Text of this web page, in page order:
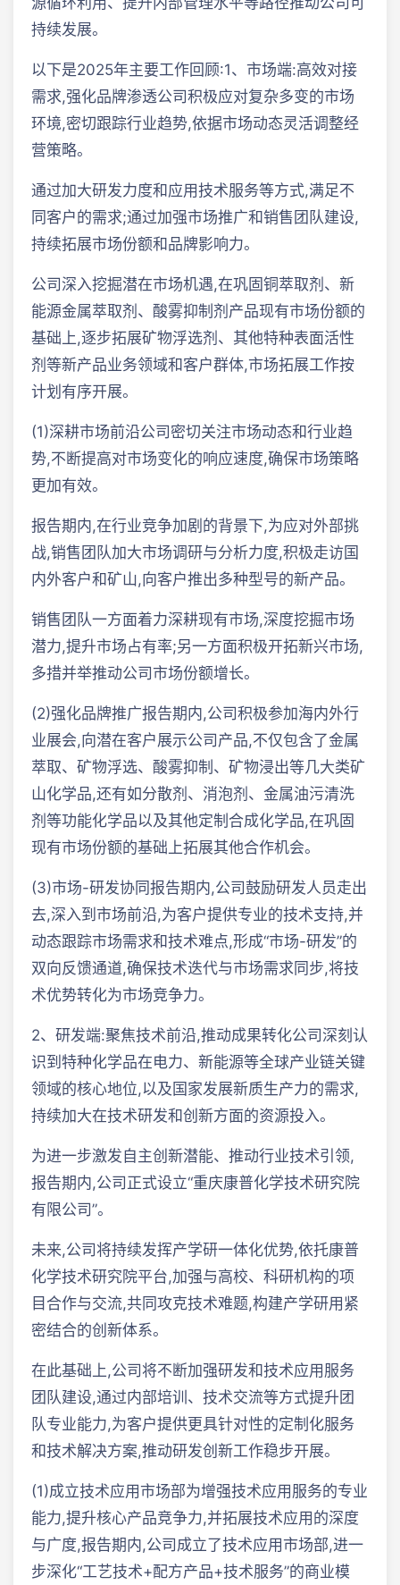
持续发展。
以下是2025年主要工作回顾:1、市场端:高效对接
需求,强化品牌渗透公司积极应对复杂多变的市场
环境,密切跟踪行业趋势,依据市场动态灵活调整经
营策略。
通过加大研发力度和应用技术服务等方式,满足不
同客户的需求;通过加强市场推广和销售团队建设,
持续拓展市场份额和品牌影响力。
公司深入挖掘潜在市场机遇,在巩固铜萃取剂、新
能源金属萃取剂、酸雾抑制剂产品现有市场份额的
基础上,逐步拓展矿物浮选剂、其他特种表面活性
剂等新产品业务领域和客户群体,市场拓展工作按
计划有序开展。
(1)深耕市场前沿公司密切关注市场动态和行业趋
势,不断提高对市场变化的响应速度,确保市场策略
更加有效。
报告期内,在行业竞争加剧的背景下,为应对外部挑
战,销售团队加大市场调研与分析力度,积极走访国
内外客户和矿山,向客户推出多种型号的新产品。
销售团队一方面着力深耕现有市场,深度挖掘市场
潜力,提升市场占有率;另一方面积极开拓新兴市场,
多措并举推动公司市场份额增长。
(2)强化品牌推广报告期内,公司积极参加海内外行
业展会,向潜在客户展示公司产品,不仅包含了金属
萃取、矿物浮选、酸雾抑制、矿物浸出等几大类矿
山化学品,还有如分散剂、消泡剂、金属油污清洗
剂等功能化学品以及其他定制合成化学品,在巩固
现有市场份额的基础上拓展其他合作机会。
(3)市场-研发协同报告期内,公司鼓励研发人员走出
去,深入到市场前沿,为客户提供专业的技术支持,并
动态跟踪市场需求和技术难点,形成“市场-研发”的
双向反馈通道,确保技术迭代与市场需求同步,将技
术优势转化为市场竞争力。
2、研发端:聚焦技术前沿,推动成果转化公司深刻认
识到特种化学品在电力、新能源等全球产业链关键
领域的核心地位,以及国家发展新质生产力的需求,
持续加大在技术研发和创新方面的资源投入。
为进一步激发自主创新潜能、推动行业技术引领,
报告期内,公司正式设立“重庆康普化学技术研究院
有限公司”。
未来,公司将持续发挥产学研一体化优势,依托康普
化学技术研究院平台,加强与高校、科研机构的项
目合作与交流,共同攻克技术难题,构建产学研用紧
密结合的创新体系。
在此基础上,公司将不断加强研发和技术应用服务
团队建设,通过内部培训、技术交流等方式提升团
队专业能力,为客户提供更具针对性的定制化服务
和技术解决方案,推动研发创新工作稳步开展。
(1)成立技术应用市场部为增强技术应用服务的专业
能力,提升核心产品竞争力,并拓展技术应用的深度
与广度,报告期内,公司成立了技术应用市场部,进一
步深化“工艺技术+配方产品+技术服务”的商业模